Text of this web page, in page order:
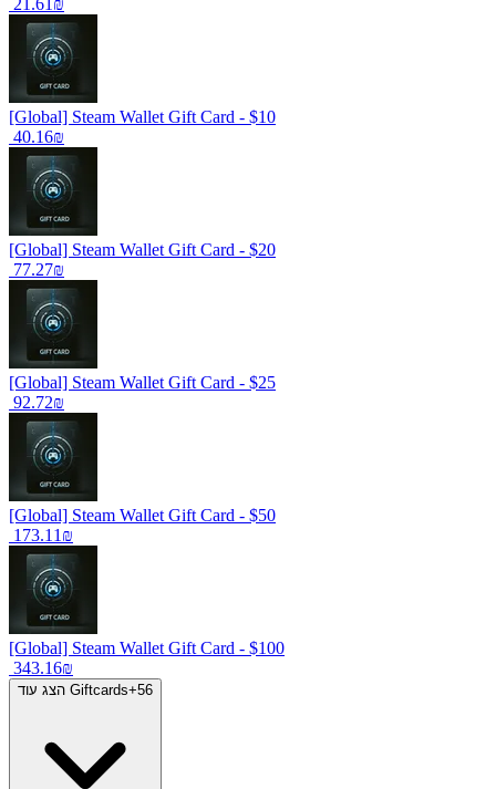
‏21.61 ‏₪
[Global] Steam Wallet Gift Card - $10
‏40.16 ‏₪
[Global] Steam Wallet Gift Card - $20
‏77.27 ‏₪
[Global] Steam Wallet Gift Card - $25
‏92.72 ‏₪
[Global] Steam Wallet Gift Card - $50
‏173.11 ‏₪
[Global] Steam Wallet Gift Card - $100
‏343.16 ‏₪
הצג עוד Giftcards+56